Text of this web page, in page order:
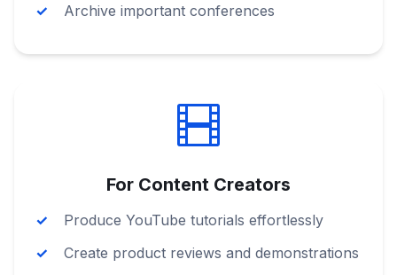
Archive important conferences
For Content Creators
Produce YouTube tutorials effortlessly
Create product reviews and demonstrations